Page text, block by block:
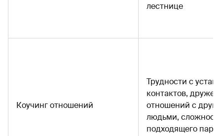
лестнице
Коучинг отношений
Трудности с
контактов,
отношений с
людьми,
подходящего